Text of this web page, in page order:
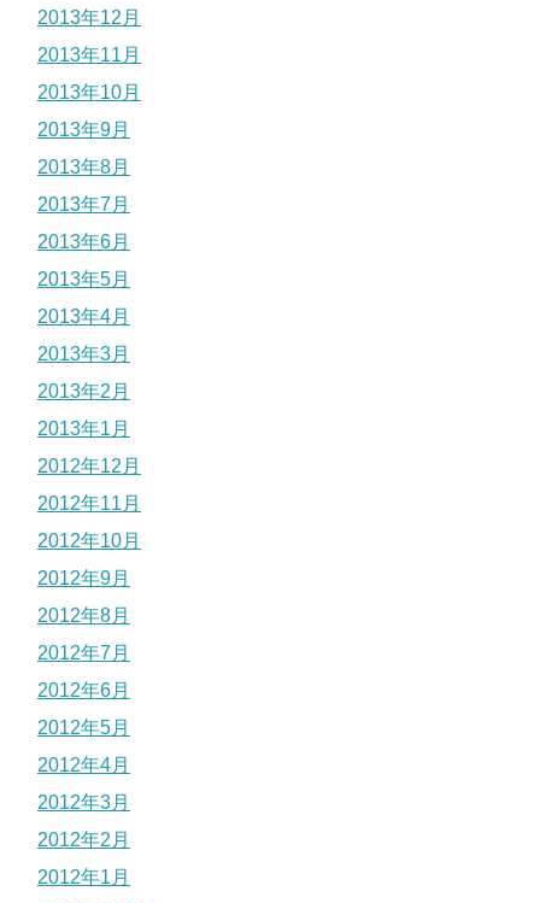
2013年12月
2013年11月
2013年10月
2013年9月
2013年8月
2013年7月
2013年6月
2013年5月
2013年4月
2013年3月
2013年2月
2013年1月
2012年12月
2012年11月
2012年10月
2012年9月
2012年8月
2012年7月
2012年6月
2012年5月
2012年4月
2012年3月
2012年2月
2012年1月